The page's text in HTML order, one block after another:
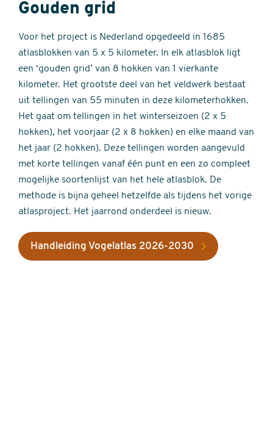
Gouden grid
Voor het project is Nederland opgedeeld in 1685
atlasblokken van 5 x 5 kilometer. In elk atlasblok ligt
een ‘gouden grid’ van 8 hokken van 1 vierkante
kilometer. Het grootste deel van het veldwerk bestaat
uit tellingen van 55 minuten in deze kilometerhokken.
Het gaat om tellingen in het winterseizoen (2 x 5
hokken), het voorjaar (2 x 8 hokken) en elke maand van
het jaar (2 hokken). Deze tellingen worden aangevuld
met korte tellingen vanaf één punt en een zo compleet
mogelijke soortenlijst van het hele atlasblok. De
methode is bijna geheel hetzelfde als tijdens het vorige
atlasproject. Het jaarrond onderdeel is nieuw.
Handleiding Vogelatlas 2026-2030